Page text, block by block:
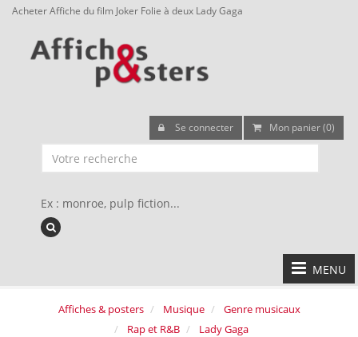
Acheter Affiche du film Joker Folie à deux Lady Gaga
Se connecter Mon panier (0)
Ex : monroe, pulp fiction...
MENU
Affiches & posters Musique
Genre musicaux
Rap et R&B
Lady Gaga